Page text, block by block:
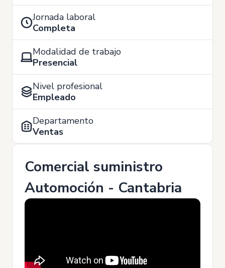
Jornada laboral
Completa
Modalidad de trabajo
Presencial
Nivel profesional
Empleado
Departamento
Ventas
Comercial suministro
Automoción - Cantabria